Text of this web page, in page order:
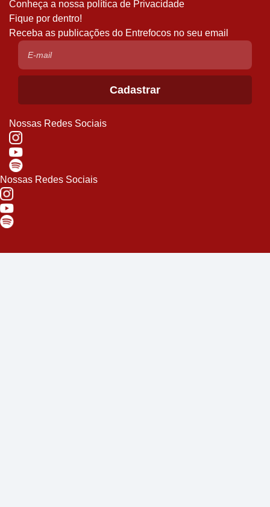
Conheça a nossa política de Privacidade
Fique por dentro!
Receba as publicações do Entrefocos no seu email
Nossas Redes Sociais
Nossas Redes Sociais